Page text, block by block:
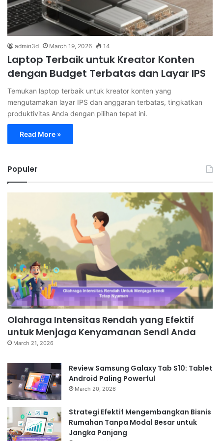
admin3d March 19, 2026 14
Laptop Terbaik untuk Kreator Konten
dengan Budget Terbatas dan Layar IPS
Temukan laptop terbaik untuk kreator konten yang
mengutamakan layar IPS dan anggaran terbatas, tingkatkan
produktivitas Anda dengan pilihan tepat ini.
Read More »
Populer
Olahraga Intensitas Rendah yang Efektif
untuk Menjaga Kenyamanan Sendi Anda
March 21, 2026
Review Samsung Galaxy Tab S10: Tablet
Android Paling Powerful
March 20, 2026
Strategi Efektif Mengembangkan Bisnis
Rumahan Tanpa Modal Besar untuk
Jangka Panjang